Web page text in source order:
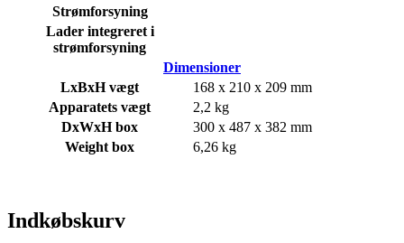
Strømforsyning
Lader integreret i
strømforsyning
Dimensioner
LxBxH vægt
168 x 210 x 209 mm
Apparatets vægt
2,2 kg
DxWxH box
300 x 487 x 382 mm
Weight box
6,26 kg
Indkøbskurv